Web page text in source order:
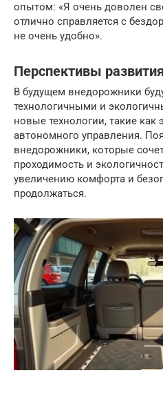
опытом: «Я очень доволен
отлично справляется с
не очень удобно».
Перспективы
В будущем внедорожники
технологичными и
новые технологии, такие
автономного управления.
внедорожники, которые
проходимость и
увеличению комфорта и
продолжаться.